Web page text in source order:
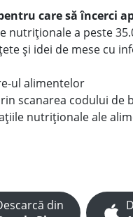
care să încerci
nutriționale a peste
și idei de mese cu
ul alimentelor
scanarea codului de
nutriționale ale
din